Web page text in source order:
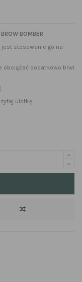
BOMBER
jest stosowanie go na
obciążać dodatkowo brwi
ulotkę